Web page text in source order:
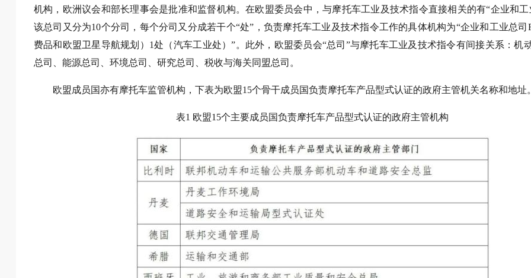
机构，欧洲议会和部长理事会是批准和监督机构。在欧盟委员会中，与摩托车工业及技术指令直接相关的有“企业和工
该总司又分为10个分司，每个分司又分成若干个“处”，负责摩托车工业及技术指令工作的具体机构为“企业和工业总司
费品和欧盟卫星导航规划）1处（汽车工业处）”。此外，欧盟委员会“总司”与摩托车工业及技术指令有间接关系：机
总司、能源总司、环境总司、研究总司、税收与海关同盟总司。
欧盟成员国亦有摩托车监管机构，下表为欧盟15个骨干成员国负责摩托车产品型式认证的政府主管机关名称和地址
表1 欧盟15个主要成员国负责摩托车产品型式认证的政府主管机构